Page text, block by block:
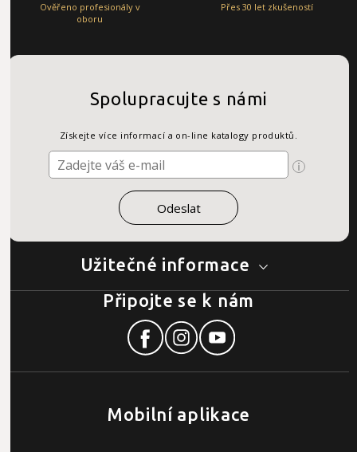
Ověřeno profesionály v
oboru
Přes 30 let zkušeností
Užitečné informace
Spolupracujte s námi
Získejte více informací a on-line katalogy produktů.
Mobilní aplikace
Připojte se k nám